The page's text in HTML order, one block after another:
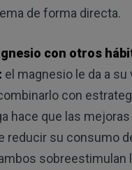
de forma directa.
con otros
el magnesio le da a su
con
hace que las
reducir su consumo
sobreestimulan